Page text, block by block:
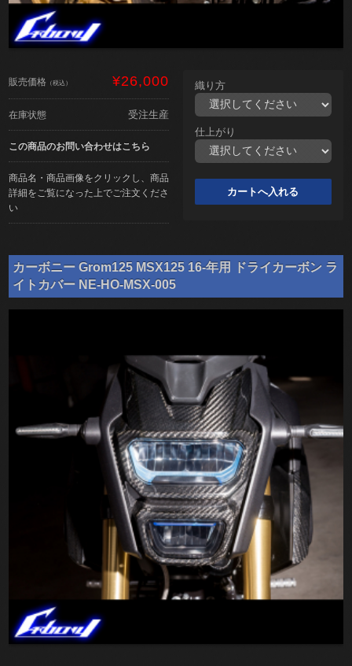
販売価格 （税込） ¥26,000
在庫状態 受注生産
この商品のお問い合わせはこちら
商品名・商品画像をクリックし、商品
詳細をご覧になった上でご注文くださ
い
織り方
仕上がり
カーボニー Grom125 MSX125 16-年用 ドライカーボン ラ
イトカバー NE-HO-MSX-005